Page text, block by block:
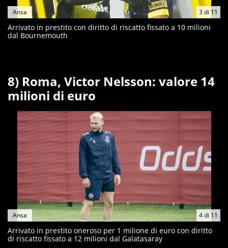
3di 11
Ansa
Arrivato in prestito con diritto di riscatto fissato a 10 milioni
dal Bournemouth
8) Roma, Victor Nelsson: valore 14
milioni di euro
4di 11
Ansa
Arrivato in prestito oneroso per 1 milione di euro con diritto
di riscatto fissato a 12 milioni dal Galatasaray